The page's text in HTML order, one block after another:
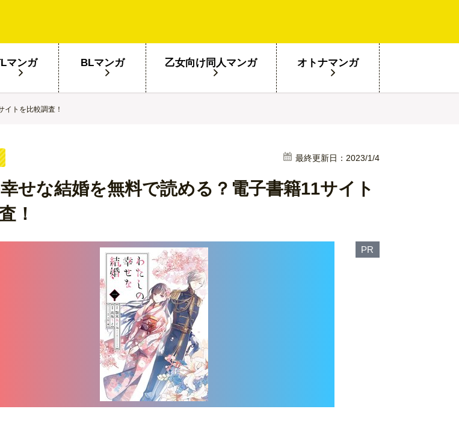
マンガ BLマンガ 乙女向け同人マンガ オトナマンガ
イトを比較調査！
最終更新日：2023/1/4
せな結婚を無料で読める？電子書籍11サイト
！
PR